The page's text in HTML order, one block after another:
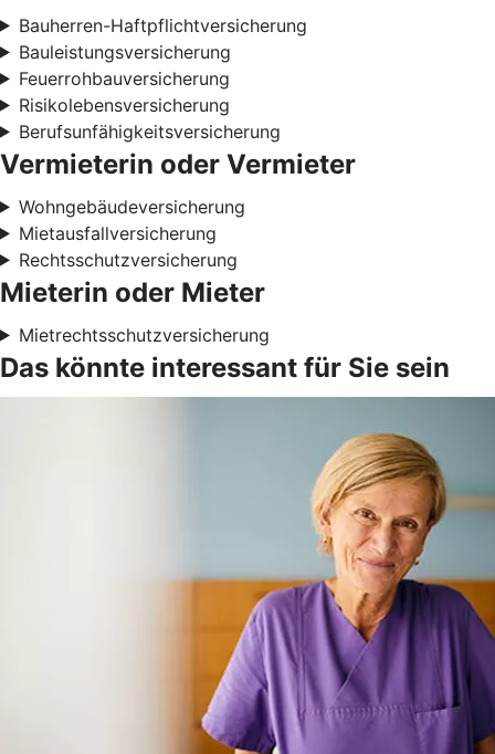
Bauherren-Haftpflichtversicherung
Bauleistungsversicherung
Feuerrohbauversicherung
Risikolebensversicherung
Berufsunfähigkeitsversicherung
Vermieterin oder Vermieter
Wohngebäudeversicherung
Mietausfallversicherung
Rechtsschutzversicherung
Mieterin oder Mieter
Mietrechtsschutzversicherung
Das könnte interessant für Sie sein